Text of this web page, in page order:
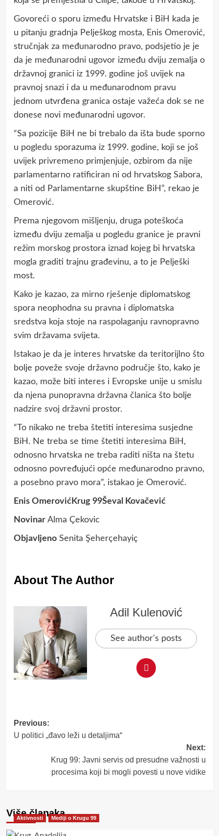
Govoreći o sporu između Hrvatske i BiH kada je
u pitanju gradnja Pelješkog mosta, Enis Omerović,
stručnjak za međunarodno pravo, podsjetio je je
da je međunarodni ugovor između dviju zemalja o
državnoj granici iz 1999. godine još uvijek na
pravnoj snazi i da u međunarodnom pravu
jednom utvrđena granica ostaje važeća dok se ne
donese novi međunarodni ugovor.
“Sa pozicije BiH ne bi trebalo da išta bude sporno
u pogledu sporazuma iz 1999. godine, koji se još
uvijek privremeno primjenjuje, ozbirom da nije
parlamentarno ratificiran ni od hrvatskog Sabora,
a niti od Parlamentarne skupštine BiH”, rekao je
Omerović.
Prema njegovom mišljenju, druga poteškoća
između dviju zemalja u pogledu granice je pravni
režim morskog prostora iznad kojeg bi hrvatska
mogla graditi trajnu građevinu, a to je Pelješki
most.
Kako je kazao, za mirno rješenje diplomatskog
spora neophodna su pravna i diplomatska
sredstva koja stoje na raspolaganju ravnopravno
svim državama svijeta.
Istakao je da je interes hrvatske da teritorijlno što
bolje poveže svoje državno područje što, kako je
kazao, može biti interes i Evropske unije u smislu
da njena punopravna državna članica što bolje
nadzire svoj državni prostor.
“To nikako ne treba štetiti interesima susjedne
BiH. Ne treba se time štetiti interesima BiH,
odnosno hrvatska ne treba raditi ništa na štetu
odnosno povređujući opće međunarodno pravno,
a posebno pravo mora”, istakao je Omerović.
Enis OmerovićKrug 99Ševal Kovačević
Novinar Alma Çekovic
ObjavljenoSenita Şeherçehayiç
About The Author
Adil Kulenović
See author's posts
Post
navigation
Previous:
U politici „đavo leži u detaljima“
Next:
Krug 99: Javni servis od presudne važnosti u
procesima koji bi mogli povesti u nove vidike
Više članaka
Aktivnosti Mediji o Krugu 99